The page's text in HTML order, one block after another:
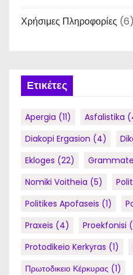
Χρήσιμες Πληροφορίες (6)
Ετικέτες
Apergia (11) Asfalistika
Diakopi Ergasion (4)
Ekloges (22)
Nomiki Voitheia (5)
Politikes Apofaseis (1)
Praxeis (4) Proekfonisi
Protodikeio Kerkyras (1)
Πρωτοδικειο Κέρκυρας (1)